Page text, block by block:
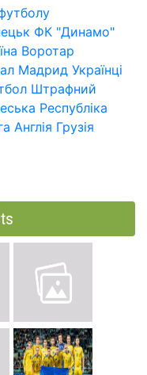
ФК "Динамо"
Воротар
Мадрид Українці
Штрафний
Республіка
Англія Грузія